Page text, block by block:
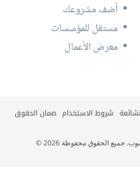
أضف مشروعك
مستقل للمؤسسات
معرض الأعمال
شروط الاستخدام ضمان الحقوق
حسوب. جميع الحقوق محفوظة